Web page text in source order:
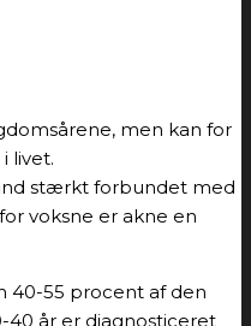
men kan for
livet.
stærkt forbundet med
voksne er akne en
40-55 procent af den
40 år er diagnosticeret